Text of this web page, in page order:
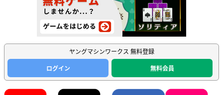
ヤングマシンワークス 無料登録
ログイン
無料会員